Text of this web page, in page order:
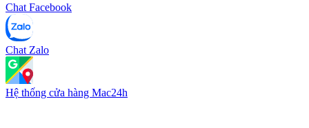
Chat Facebook
Chat Zalo
Hệ thống cửa hàng Mac24h